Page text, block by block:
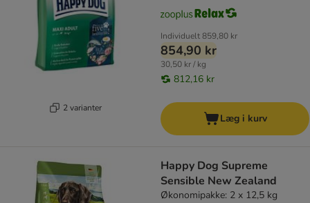
2 varianter
Individuelt859,80 kr
854,90 kr
30,50 kr / kg
812,16 kr
Læg i kurv
Happy Dog Supreme
Sensible New Zealand
Økonomipakke: 2 x 12,5 kg